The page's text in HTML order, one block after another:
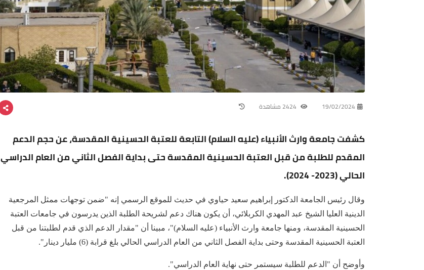
19/02/2024
كشفت جامعة وارث الأنبياء (عليه السلام) التابعة للعتبة الحسينية المقدسة، عن حجم الدعم
المقدم للطلبة من قبل العتبة الحسينية المقدسة حتى بداية الفصل الثاني من العام الدراسي
الحالي (2023- 2024).
وقال رئيس الجامعة الدكتور إبراهيم سعيد حياوي في حديث للموقع الرسمي إنه "ضمن توجهات ممثل المرجعية
الدينية العليا الشيخ عبد المهدي الكربلائي، أن يكون هناك دعم لشريحة الطلبة الذين يدرسون في جامعات العتبة
الحسينية المقدسة، ومنها جامعة وارث الأنبياء (عليه السلام)"، مبينا أن "مقدار الدعم الذي قدم لطلبتنا من قبل
العتبة الحسينية المقدسة وحتى بداية الفصل الثاني من العام الدراسي الحالي بلغ قرابة (6) مليار دينار".
وأوضح أن "الدعم للطلبة سيستمر حتى نهاية العام الدراسي".